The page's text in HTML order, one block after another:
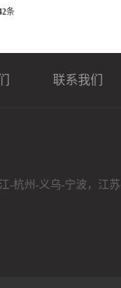
条
联系我们
-杭州-义乌-宁波，江